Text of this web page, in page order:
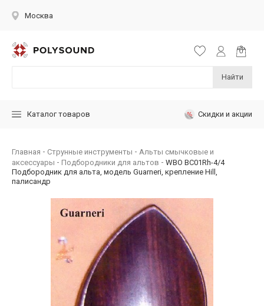
Москва
Найти
Каталог товаров Скидки и акции
Главная Струнные инструменты
Альты смычковые и
аксессуары
Подбородники для альтов
WBO BC01Rh-4/4
Подбородник для альта, модель Guarneri, крепление Hill,
палисандр